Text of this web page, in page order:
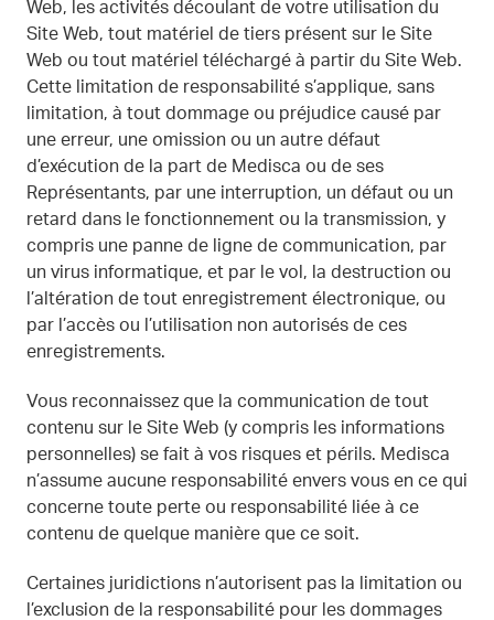
Web, les activités découlant de votre utilisation du
Site Web, tout matériel de tiers présent sur le Site
Web ou tout matériel téléchargé à partir du Site Web.
Cette limitation de responsabilité s’applique, sans
limitation, à tout dommage ou préjudice causé par
une erreur, une omission ou un autre défaut
d’exécution de la part de Medisca ou de ses
Représentants, par une interruption, un défaut ou un
retard dans le fonctionnement ou la transmission, y
compris une panne de ligne de communication, par
un virus informatique, et par le vol, la destruction ou
l’altération de tout enregistrement électronique, ou
par l’accès ou l’utilisation non autorisés de ces
enregistrements.
Vous reconnaissez que la communication de tout
contenu sur le Site Web (y compris les informations
personnelles) se fait à vos risques et périls. Medisca
n’assume aucune responsabilité envers vous en ce qui
concerne toute perte ou responsabilité liée à ce
contenu de quelque manière que ce soit.
Certaines juridictions n’autorisent pas la limitation ou
l’exclusion de la responsabilité pour les dommages